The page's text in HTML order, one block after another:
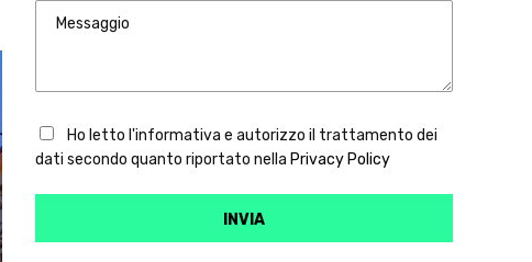
Ho letto l'informativa e autorizzo il trattamento dei
dati secondo quanto riportato nella Privacy Policy